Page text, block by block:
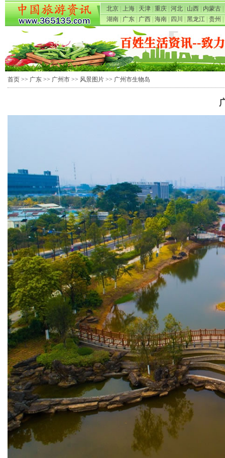
北京 上海 天津 重庆 河北 山西 内蒙古
湖南
广东 广西 海南 四川 黑龙江 贵州
首页 >> 广东 >> 广州市 >> 风景图片 >> 广州市生物岛